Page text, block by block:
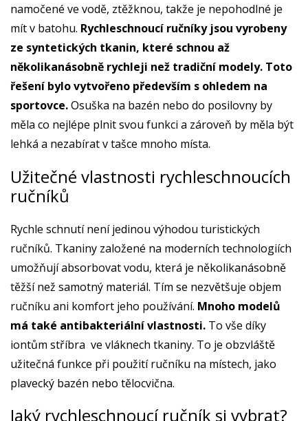
namočené ve vodě, ztěžknou, takže je nepohodlné je
mít v batohu. Rychleschnoucí ručníky jsou vyrobeny
ze syntetických tkanin, které schnou až
několikanásobně rychleji než tradiční modely. Toto
řešení bylo vytvořeno především s ohledem na
sportovce.Osuška na bazén nebo do posilovny by
měla co nejlépe plnit svou funkci a zároveň by měla být
lehká a nezabírat v tašce mnoho místa.
Užitečné vlastnosti rychleschnoucích
ručníků
Rychle schnutí není jedinou výhodou turistických
ručníků. Tkaniny založené na moderních technologiích
umožňují absorbovat vodu, která je několikanásobně
těžší než samotný materiál. Tím se nezvětšuje objem
ručníku ani komfort jeho používání. Mnoho modelů
má také antibakteriální vlastnosti. To vše díky
iontům stříbra ve vláknech tkaniny. To je obzvláště
užitečná funkce při použití ručníku na místech, jako
plavecký bazén nebo tělocvična.
Jaký rychleschnoucí ručník si vybrat?